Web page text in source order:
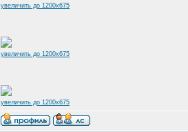
увеличить до 1200x675
увеличить до 1200x675
увеличить до 1200x675